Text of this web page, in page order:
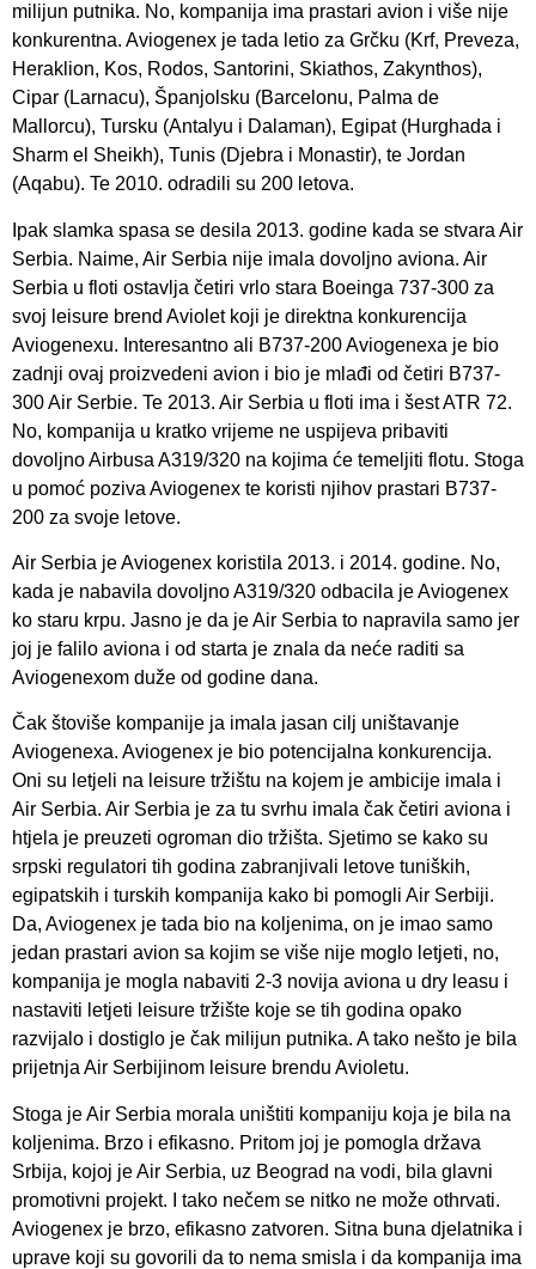
milijun putnika. No, kompanija ima prastari avion i više nije
konkurentna. Aviogenex je tada letio za Grčku (Krf, Preveza,
Heraklion, Kos, Rodos, Santorini, Skiathos, Zakynthos),
Cipar (Larnacu), Španjolsku (Barcelonu, Palma de
Mallorcu), Tursku (Antalyu i Dalaman), Egipat (Hurghada i
Sharm el Sheikh), Tunis (Djebra i Monastir), te Jordan
(Aqabu). Te 2010. odradili su 200 letova.
Ipak slamka spasa se desila 2013. godine kada se stvara Air
Serbia. Naime, Air Serbia nije imala dovoljno aviona. Air
Serbia u floti ostavlja četiri vrlo stara Boeinga 737-300 za
svoj leisure brend Aviolet koji je direktna konkurencija
Aviogenexu. Interesantno ali B737-200 Aviogenexa je bio
zadnji ovaj proizvedeni avion i bio je mlađi od četiri B737-
300 Air Serbie. Te 2013. Air Serbia u floti ima i šest ATR 72.
No, kompanija u kratko vrijeme ne uspijeva pribaviti
dovoljno Airbusa A319/320 na kojima će temeljiti flotu. Stoga
u pomoć poziva Aviogenex te koristi njihov prastari B737-
200 za svoje letove.
Air Serbia je Aviogenex koristila 2013. i 2014. godine. No,
kada je nabavila dovoljno A319/320 odbacila je Aviogenex
ko staru krpu. Jasno je da je Air Serbia to napravila samo jer
joj je falilo aviona i od starta je znala da neće raditi sa
Aviogenexom duže od godine dana.
Čak štoviše kompanije ja imala jasan cilj uništavanje
Aviogenexa. Aviogenex je bio potencijalna konkurencija.
Oni su letjeli na leisure tržištu na kojem je ambicije imala i
Air Serbia. Air Serbia je za tu svrhu imala čak četiri aviona i
htjela je preuzeti ogroman dio tržišta. Sjetimo se kako su
srpski regulatori tih godina zabranjivali letove tuniških,
egipatskih i turskih kompanija kako bi pomogli Air Serbiji.
Da, Aviogenex je tada bio na koljenima, on je imao samo
jedan prastari avion sa kojim se više nije moglo letjeti, no,
kompanija je mogla nabaviti 2-3 novija aviona u dry leasu i
nastaviti letjeti leisure tržište koje se tih godina opako
razvijalo i dostiglo je čak milijun putnika. A tako nešto je bila
prijetnja Air Serbijinom leisure brendu Avioletu.
Stoga je Air Serbia morala uništiti kompaniju koja je bila na
koljenima. Brzo i efikasno. Pritom joj je pomogla država
Srbija, kojoj je Air Serbia, uz Beograd na vodi, bila glavni
promotivni projekt. I tako nečem se nitko ne može othrvati.
Aviogenex je brzo, efikasno zatvoren. Sitna buna djelatnika i
uprave koji su govorili da to nema smisla i da kompanija ima